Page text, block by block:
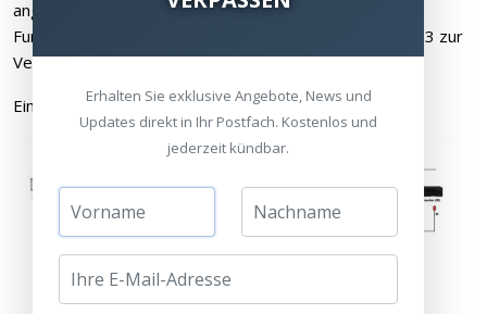
angezeigt werden. Dafür ist eine bidirektionale Zigbee
Funkverbindung notwendig, welche z.B. die Zentrale XP3 zur
Verfügung stellt.
Ein Übersicht über die Produktfamilie sehen Sie hier:
Erhalten Sie exklusive Angebote, News und
Updates direkt in Ihr Postfach. Kostenlos und
jederzeit kündbar.